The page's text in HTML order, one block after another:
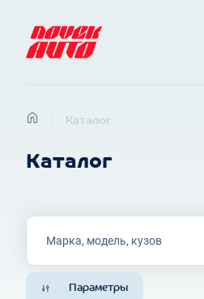
Каталог
Каталог
Марка, модель, кузов
Параметры